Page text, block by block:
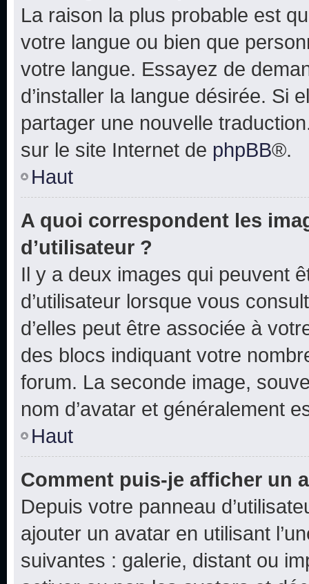
La raison la plus probable est
votre langue ou bien que
votre langue. Essayez de
d’installer la langue désirée. Si
partager une nouvelle
sur le site Internet de phpBB®.
Haut
A quoi correspondent les
d’utilisateur ?
Il y a deux images qui peuvent
d’utilisateur lorsque vous
d’elles peut être associée à
des blocs indiquant votre
forum. La seconde image,
nom d’avatar et généralement
Haut
Comment puis-je afficher un
Depuis votre panneau
ajouter un avatar en utilisant
suivantes : galerie, distant ou